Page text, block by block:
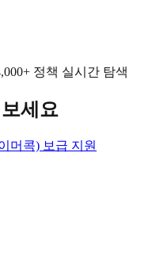
정책 실시간 탐색
세요
머콕) 보급 지원